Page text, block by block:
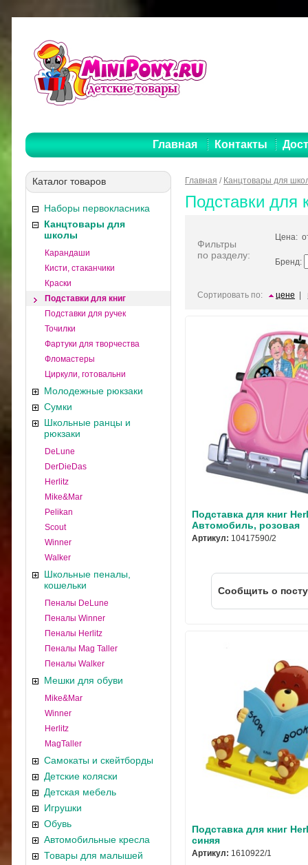
Главная Контакты
Каталог товаров
Наборы первокласника
Канцтовары для
школы
Карандаши
Кисти, стаканчики
Краски
Подставки для книг
Подставки для ручек
Точилки
Фартуки для творчества
Фломастеры
Циркули, готовальни
Молодежные рюкзаки
Сумки
Школьные ранцы и
рюкзаки
DeLune
DerDieDas
Herlitz
Mike&Mar
Pelikan
Scout
Winner
Walker
Школьные пеналы,
кошельки
Пеналы DeLune
Пеналы Winner
Пеналы Herlitz
Пеналы Mag Taller
Пеналы Walker
Мешки для обуви
Mike&Mar
Winner
Herlitz
MagTaller
Самокаты и скейтборды
Детские коляски
Детская мебель
Игрушки
Обувь
Автомобильные кресла
Товары для малышей
Главная / Канцтовары для
Подставки для
Фильтры
по разделу:
Цена:
Бренд:
Сортировать по: цене
Подставка для книг
Автомобиль, розовая
Артикул: 10417590/2
Cообщить о
Подставка для книг
синяя
Артикул: 1610922/1